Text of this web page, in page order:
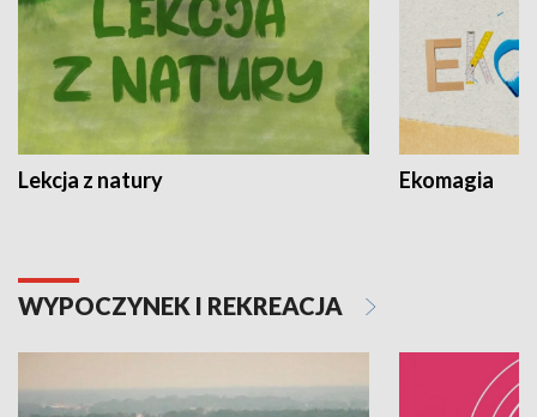
Lekcja z natury Ekomagia
WYPOCZYNEK I REKREACJA